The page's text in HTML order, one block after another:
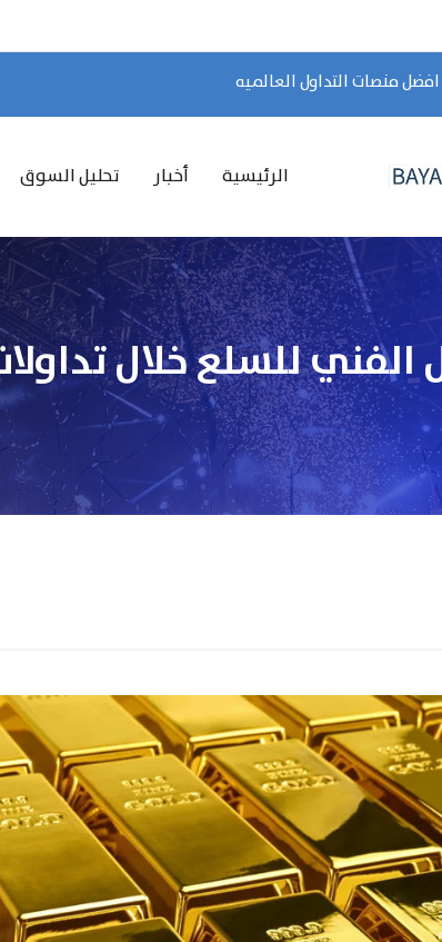
منصات التداول العالميه
الرئيسية أخبار تحليل السوق
للسلع خلال تداولات يوم